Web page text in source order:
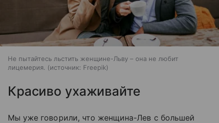
Не пытайтесь льстить женщине-Льву – она не любит
лицемерия.
источник: Freepik
Красиво ухаживайте
Мы уже говорили, что женщина-Лев с большей